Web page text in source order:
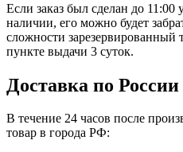
Если заказ был сделан до 11:00
наличии, его можно будет
сложности зарезервированный
пункте выдачи 3 суток.
Доставка по России
В течение 24 часов после
товар в города РФ: